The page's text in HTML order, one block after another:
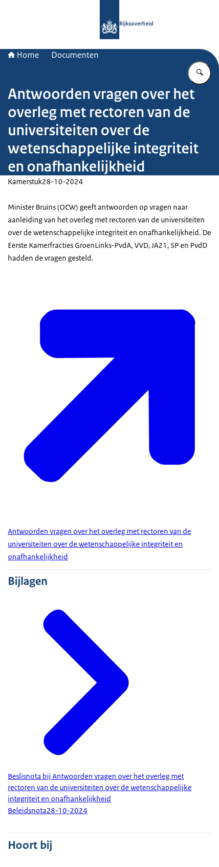
Rijksoverheid
Home Documenten
Antwoorden vragen over het
overleg met rectoren van de
universiteiten over de
wetenschappelijke integriteit
en onafhankelijkheid
Kamerstuk28-10-2024
Minister Bruins (OCW) geeft antwoorden op vragen naar
aanleiding van het overleg met rectoren van de universiteiten
over de wetenschappelijke integriteit en onafhankelijkheid. De
Eerste Kamerfracties GroenLinks-PvdA, VVD, JA21, SP en PvdD
hadden de vragen gesteld.
Antwoorden vragen over het overleg met rectoren van de
universiteiten over de wetenschappelijke integriteit en
onafhankelijkheid
Bijlagen
Beslisnota bij Antwoorden vragen over het overleg met
rectoren van de universiteiten over de wetenschappelijke
integriteit en onafhankelijkheid
Beleidsnota28-10-2024
Hoort bij